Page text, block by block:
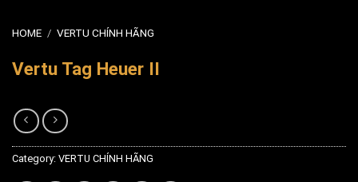
HOME / VERTU CHÍNH HÃNG
Vertu Tag Heuer II
Category: VERTU CHÍNH HÃNG